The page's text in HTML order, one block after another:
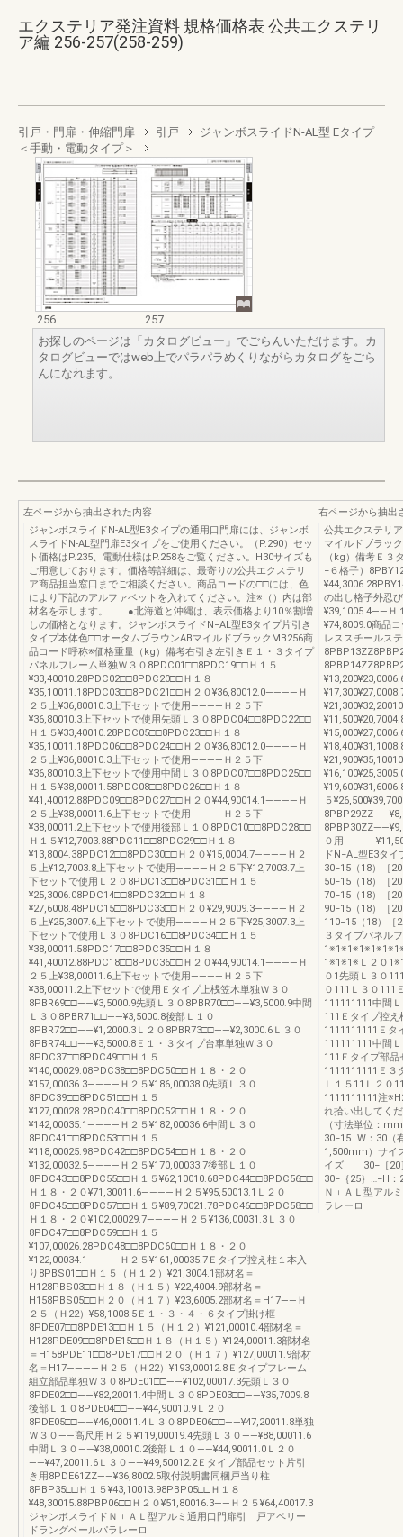
エクステリア発注資料 規格価格表 公共エクステリ
ア編 256-257(258-259)
引戸・門扉・伸縮門扉 引戸
ジャンボスライドN-AL型 Eタイプ
＜手動・電動タイプ＞
256
257
お探しのページは「カタログビュー」でごらんいただけます。カ
タログビューではweb上でパラパラめくりながらカタログをごら
んになれます。
左ページから抽出された内容
ジャンボスライドN-AL型E3タイプの通用口門扉には、ジャンボ
スライドN-AL型門扉E3タイプをご使用ください。（P.290）セッ
ト価格はP.235、電動仕様はP.258をご覧ください。H30サイズも
ご用意しております。価格等詳細は、最寄りの公共エクステリ
ア商品担当窓口までご相談ください。商品コードの□□には、色
により下記のアルファベットを入れてください。注※（）内は部
材名を示します。 ●北海道と沖縄は、表示価格より10％割増
しの価格となります。ジャンボスライドN−AL型E3タイプ片引き
タイプ本体色□□オータムブラウンABマイルドブラックMB256商
品コード呼称※価格重量（kg）備考右引き左引きＥ１・３タイプ
パネルフレーム単独Ｗ３０8PDC01□□8PDC19□□Ｈ１５
¥33,40010.28PDC02□□8PDC20□□Ｈ１８
¥35,10011.18PDC03□□8PDC21□□Ｈ２０¥36,80012.0――――Ｈ
２５上¥36,80010.3上下セットで使用――――Ｈ２５下
¥36,80010.3上下セットで使用先頭Ｌ３０8PDC04□□8PDC22□□
Ｈ１５¥33,40010.28PDC05□□8PDC23□□Ｈ１８
¥35,10011.18PDC06□□8PDC24□□Ｈ２０¥36,80012.0――――Ｈ
２５上¥36,80010.3上下セットで使用――――Ｈ２５下
¥36,80010.3上下セットで使用中間Ｌ３０8PDC07□□8PDC25□□
Ｈ１５¥38,00011.58PDC08□□8PDC26□□Ｈ１８
¥41,40012.88PDC09□□8PDC27□□Ｈ２０¥44,90014.1――――Ｈ
２５上¥38,00011.6上下セットで使用――――Ｈ２５下
¥38,00011.2上下セットで使用後部Ｌ１０8PDC10□□8PDC28□□
Ｈ１５¥12,7003.88PDC11□□8PDC29□□Ｈ１８
¥13,8004.38PDC12□□8PDC30□□Ｈ２０¥15,0004.7――――Ｈ２
５上¥12,7003.8上下セットで使用――――Ｈ２５下¥12,7003.7上
下セットで使用Ｌ２０8PDC13□□8PDC31□□Ｈ１５
¥25,3006.08PDC14□□8PDC32□□Ｈ１８
¥27,6008.48PDC15□□8PDC33□□Ｈ２０¥29,9009.3――――Ｈ２
５上¥25,3007.6上下セットで使用――――Ｈ２５下¥25,3007.3上
下セットで使用Ｌ３０8PDC16□□8PDC34□□Ｈ１５
¥38,00011.58PDC17□□8PDC35□□Ｈ１８
¥41,40012.88PDC18□□8PDC36□□Ｈ２０¥44,90014.1――――Ｈ
２５上¥38,00011.6上下セットで使用――――Ｈ２５下
¥38,00011.2上下セットで使用Ｅタイプ上桟笠木単独Ｗ３０
8PBR69□□――¥3,5000.9先頭Ｌ３０8PBR70□□――¥3,5000.9中間
Ｌ３０8PBR71□□――¥3,5000.8後部Ｌ１０
8PBR72□□――¥1,2000.3Ｌ２０8PBR73□□――¥2,3000.6Ｌ３０
8PBR74□□――¥3,5000.8Ｅ１・３タイプ台車単独Ｗ３０
8PDC37□□8PDC49□□Ｈ１５
¥140,00029.08PDC38□□8PDC50□□Ｈ１８・２０
¥157,00036.3――――Ｈ２５¥186,00038.0先頭Ｌ３０
8PDC39□□8PDC51□□Ｈ１５
¥127,00028.28PDC40□□8PDC52□□Ｈ１８・２０
¥142,00035.1――――Ｈ２５¥182,00036.6中間Ｌ３０
8PDC41□□8PDC53□□Ｈ１５
¥118,00025.98PDC42□□8PDC54□□Ｈ１８・２０
¥132,00032.5――――Ｈ２５¥170,00033.7後部Ｌ１０
8PDC43□□8PDC55□□Ｈ１５¥62,10010.68PDC44□□8PDC56□□
Ｈ１８・２０¥71,30011.6――――Ｈ２５¥95,50013.1Ｌ２０
8PDC45□□8PDC57□□Ｈ１５¥89,70021.78PDC46□□8PDC58□□
Ｈ１８・２０¥102,00029.7――――Ｈ２５¥136,00031.3Ｌ３０
8PDC47□□8PDC59□□Ｈ１５
¥107,00026.28PDC48□□8PDC60□□Ｈ１８・２０
¥122,00034.1――――Ｈ２５¥161,00035.7Ｅタイプ控え柱１本入
り8PBS01□□Ｈ１５（Ｈ１２）¥21,3004.1部材名＝
H128PBS03□□Ｈ１８（Ｈ１５）¥22,4004.9部材名＝
H158PBS05□□Ｈ２０（Ｈ１７）¥23,6005.2部材名＝H17――Ｈ
２５（Ｈ22）¥58,1008.5Ｅ１・３・４・６タイプ掛け框
8PDE07□□8PDE13□□Ｈ１５（Ｈ１２）¥121,00010.4部材名＝
H128PDE09□□8PDE15□□Ｈ１８（Ｈ１５）¥124,00011.3部材名
＝H158PDE11□□8PDE17□□Ｈ２０（Ｈ１７）¥127,00011.9部材
名＝H17――――Ｈ２５（Ｈ22）¥193,00012.8Ｅタイプフレーム
組立部品単独Ｗ３０8PDE01□□――¥102,00017.3先頭Ｌ３０
8PDE02□□――¥82,20011.4中間Ｌ３０8PDE03□□――¥35,7009.8
後部Ｌ１０8PDE04□□――¥44,90010.9Ｌ２０
8PDE05□□――¥46,00011.4Ｌ３０8PDE06□□――¥47,20011.8単独
Ｗ３０――高尺用Ｈ２５¥119,00019.4先頭Ｌ３０――¥88,00011.6
中間Ｌ３０――¥38,00010.2後部Ｌ１０――¥44,90011.0Ｌ２０
――¥47,20011.6Ｌ３０――¥49,50012.2Ｅタイプ部品セット片引
き用8PDE61ZZ――¥36,8002.5取付説明書同梱戸当り柱
8PBP35□□Ｈ１５¥43,10013.98PBP05□□Ｈ１８
¥48,30015.88PBP06□□Ｈ２０¥51,80016.3――Ｈ２５¥64,40017.3
ジャンボスライドＮ︲ＡＬ型アルミ通用口門扉引 戸アペリー
ドラングベールパラレーロ
右ページから抽出
公共エクステリ
マイルドブラッ
（kg）備考Ｅ３
−６格子）
の出し格子外忍
¥39,1005.4――Ｈ
¥74,8009.0商品
レススチールス
５
０用
ドN−AL型E3タ
30−15（18）［
50−15（18）［
70−15（18）［
90−15（18）［
110−15（18）［
３タイプパネル
1※1※1※Ｌ２０
０1先頭Ｌ３０
０111Ｌ３０111
111111111中間
111Ｅタイプ控
1111111111Ｅタ
111111111中間
111Ｅタイプ部
1111111111Ｅ３
Ｌ１５11Ｌ２０
1111111111注
れ拾い出してく
（寸法単位：
30−15…W：30（
1,500mm）サ
イズ 30−［20
30−｛25｝…−H
Ｎ︲ＡＬ型アル
ラレーロ